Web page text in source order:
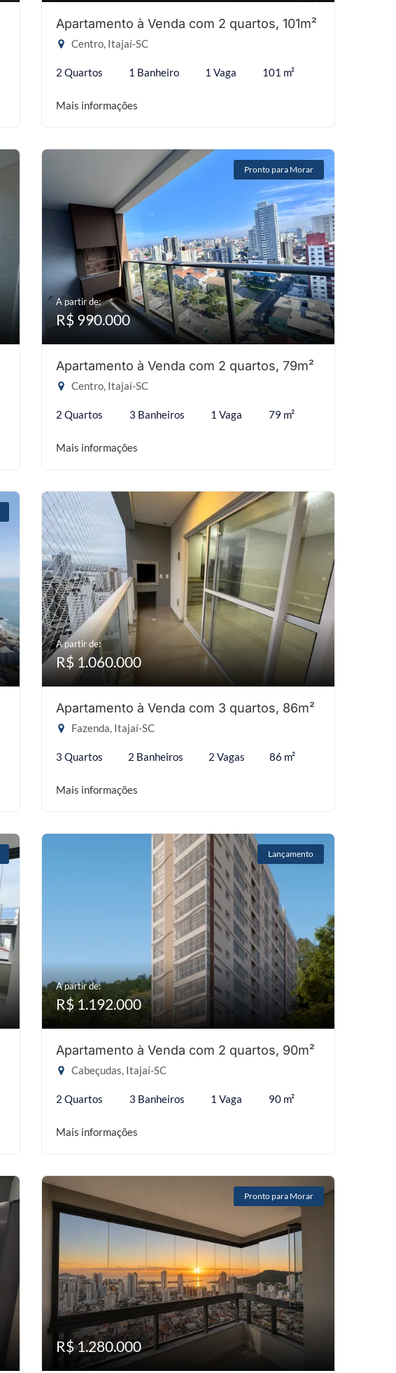
Apartamento à Venda com 2 quartos, 101m²
Centro, Itajaí-SC
2 Quartos 1 Banheiro 1 Vaga 101 m²
Mais informações
Pronto para Morar
A partir de:
R$ 990.000
Apartamento à Venda com 2 quartos, 79m²
Centro, Itajaí-SC
2 Quartos 3 Banheiros 1 Vaga 79 m²
Mais informações
A partir de:
R$ 1.060.000
Apartamento à Venda com 3 quartos, 86m²
Fazenda, Itajaí-SC
3 Quartos 2 Banheiros 2 Vagas 86 m²
Mais informações
Lançamento
A partir de:
R$ 1.192.000
Apartamento à Venda com 2 quartos, 90m²
Cabeçudas, Itajaí-SC
2 Quartos 3 Banheiros 1 Vaga 90 m²
Mais informações
Pronto para Morar
R$ 1.280.000